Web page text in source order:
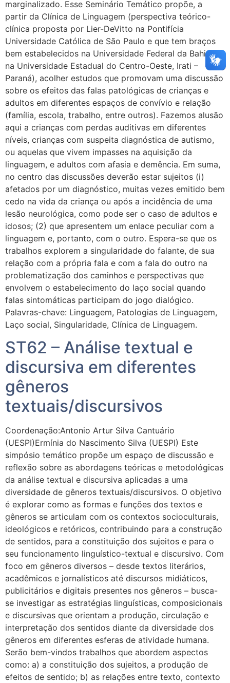
marginalizado. Esse Seminário Temático propõe, a
partir da Clínica de Linguagem (perspectiva teórico-
clínica proposta por Lier-DeVitto na Pontifícia
Universidade Católica de São Paulo e que tem braços
bem estabelecidos na Universidade Federal da Bahia e
na Universidade Estadual do Centro-Oeste, Irati –
Paraná), acolher estudos que promovam uma discussão
sobre os efeitos das falas patológicas de crianças e
adultos em diferentes espaços de convívio e relação
(família, escola, trabalho, entre outros). Fazemos alusão
aqui a crianças com perdas auditivas em diferentes
níveis, crianças com suspeita diagnóstica de autismo,
ou aquelas que vivem impasses na aquisição da
linguagem, e adultos com afasia e demência. Em suma,
no centro das discussões deverão estar sujeitos (i)
afetados por um diagnóstico, muitas vezes emitido bem
cedo na vida da criança ou após a incidência de uma
lesão neurológica, como pode ser o caso de adultos e
idosos; (2) que apresentem um enlace peculiar com a
linguagem e, portanto, com o outro. Espera-se que os
trabalhos explorem a singularidade do falante, de sua
relação com a própria fala e com a fala do outro na
problematização dos caminhos e perspectivas que
envolvem o estabelecimento do laço social quando
falas sintomáticas participam do jogo dialógico.
Palavras-chave: Linguagem, Patologias de Linguagem,
Laço social, Singularidade, Clínica de Linguagem.
ST62 – Análise textual e
discursiva em diferentes
gêneros
textuais/discursivos
Coordenação:Antonio Artur Silva Cantuário
(UESPI)Ermínia do Nascimento Silva (UESPI) Este
simpósio temático propõe um espaço de discussão e
reflexão sobre as abordagens teóricas e metodológicas
da análise textual e discursiva aplicadas a uma
diversidade de gêneros textuais/discursivos. O objetivo
é explorar como as formas e funções dos textos e
gêneros se articulam com os contextos socioculturais,
ideológicos e retóricos, contribuindo para a construção
de sentidos, para a constituição dos sujeitos e para o
seu funcionamento linguístico-textual e discursivo. Com
foco em gêneros diversos – desde textos literários,
acadêmicos e jornalísticos até discursos midiáticos,
publicitários e digitais presentes nos gêneros – busca-
se investigar as estratégias linguísticas, composicionais
e discursivas que orientam a produção, circulação e
interpretação dos sentidos diante da diversidade dos
gêneros em diferentes esferas de atividade humana.
Serão bem-vindos trabalhos que abordem aspectos
como: a) a constituição dos sujeitos, a produção de
efeitos de sentido; b) as relações entre texto, contexto